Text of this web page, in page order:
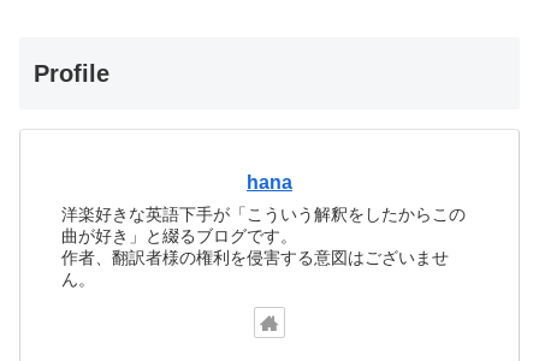
Profile
hana
洋楽好きな英語下手が「こういう解釈をしたからこの
曲が好き」と綴るブログです。
作者、翻訳者様の権利を侵害する意図はございませ
ん。